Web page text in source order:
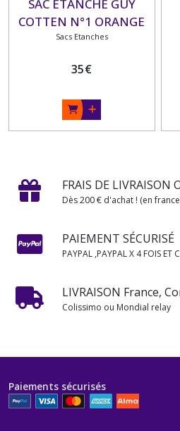
SAC ETANCHE GUY
COTTEN N°1 ORANGE
Sacs Etanches
35€
FRAIS DE LIVRAISON
Dès 200 € d'achat ! (en
PAIEMENT SÉCURISÉ
PAYPAL ,PAYPAL X 4 FOIS ET
LIVRAISON France,
Colissimo ou Mondial relay
Paiements sécurisés